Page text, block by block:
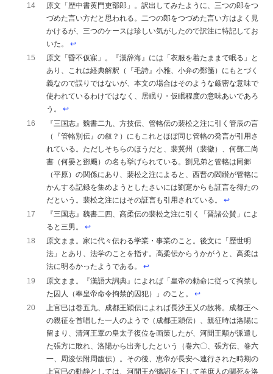
14
原文「歴中書黄門吏部郎」。訳出してみたように、三つの郎をつ
づめた言い方だと思われる。二つの郎をつづめた言い方はよく見
かけるが、三つのケースは珍しい気がしたので訳注に特記してお
いた。↩︎
15
原文「昏不仮寐」。『漢辞海』には「衣服を着たままで眠る」と
あり、これは経典解釈（『毛詩』小雅、小弁の鄭箋）にもとづく
義なので誤りではないが、本文の場合はそのような厳密な意味で
使われているわけではなく、居眠り・仮眠程度の意味あいであろ
う。↩︎
16
『三国志』魏書二九、方技伝、管輅伝の裴松之注に引く管辰の言
（『管輅別伝』の叙？）にもこれとほぼ同じ管輅の発言が引用さ
れている。ただしそちらのほうだと、裴冀州（裴徽）、何鄧二尚
書（何晏と鄧颺）の名も挙げられている。劉兄弟と管輅は同郷
（平原）の関係にあり、裴松之注によると、西晋の閻纉が管輅に
かんする記録を集めようとしたさいには劉寔からも証言を得たの
だという。裴松之注にはその証言も引用されている。↩︎
17
『三国志』魏書二四、高柔伝の裴松之注に引く「晋諸公賛」によ
ると三男。↩︎
18
原文まま。家に代々伝わる学業・事業のこと。後文に「歴世明
法」とあり、法学のことを指す。高柔伝からうかがうと、高柔は
法に明るかったようである。↩︎
19
原文まま。『漢語大詞典』によれば「皇帝の勅命に従って拘禁し
た囚人（奉皇帝命令拘禁的囚犯）」のこと。↩︎
20
上官巳は巻五九、成都王穎伝によれば長沙王乂の故将。成都王へ
の親征を首唱した一人のようで（成都王穎伝）、親征時は洛陽に
留まり、清河王覃の皇太子復位を画策したが、河間王顒が派遣し
た張方に敗れ、洛陽から出奔したという（巻六〇、張方伝、巻六
一、周浚伝附周馥伝）。その後、恵帝が長安へ連行された時期の
上官巳の動静としては、河間王が矯詔を下して羊庶人の賜死を洛